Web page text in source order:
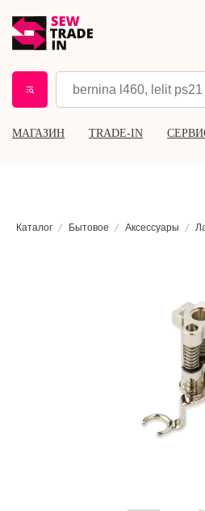
МАГАЗИН TRADE-IN
Каталог Бытовое Аксессуары